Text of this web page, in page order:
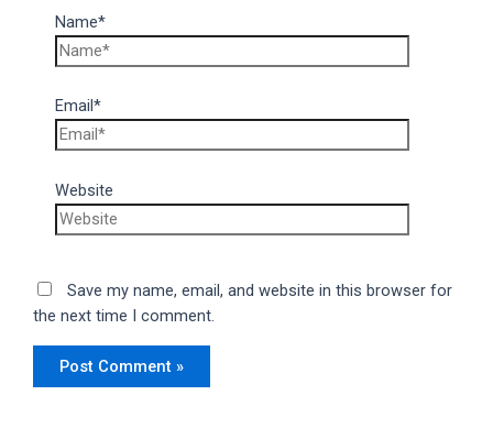
Name*
Email*
Website
Save my name, email, and website in this browser for
the next time I comment.